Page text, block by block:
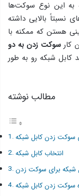
به این نوع سوکت‌ها
نسبتاً بالایی داشته
هستن که ممکنه با
کارسوکت زدن به دو
کابل شبکه رو به طور
مطالب نوشته
سوکت زدن کابل شبکه
انتخاب کابل شبکه
شبکه برای سوکت زدن
سوکت زدن کابل شبکه